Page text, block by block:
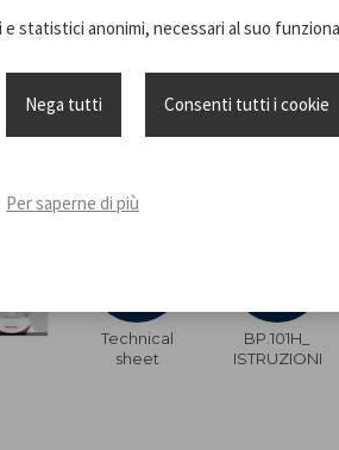
Le récipient gradué
hygiénique pour le
Les pieds antidérapants
Facile à démonter et à
et rapide tous les jours.
Technical
sheet
BP.101H_
ISTRUZIONI
statistici anonimi, necessari al suo
Nega tutti Consenti tutti i cookie
Per saperne di più